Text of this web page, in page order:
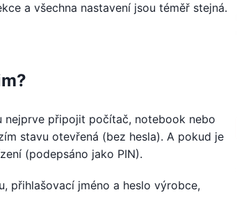
a všechna nastavení jsou téměř stejná.
nejprve připojit počítač, notebook nebo
stavu otevřená (bez hesla). A pokud je
(podepsáno jako PIN).
přihlašovací jméno a heslo výrobce,